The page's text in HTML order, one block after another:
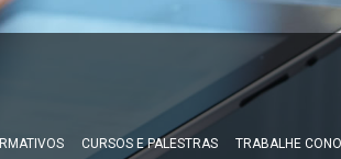
CURSOS E PALESTRAS TRABALHE